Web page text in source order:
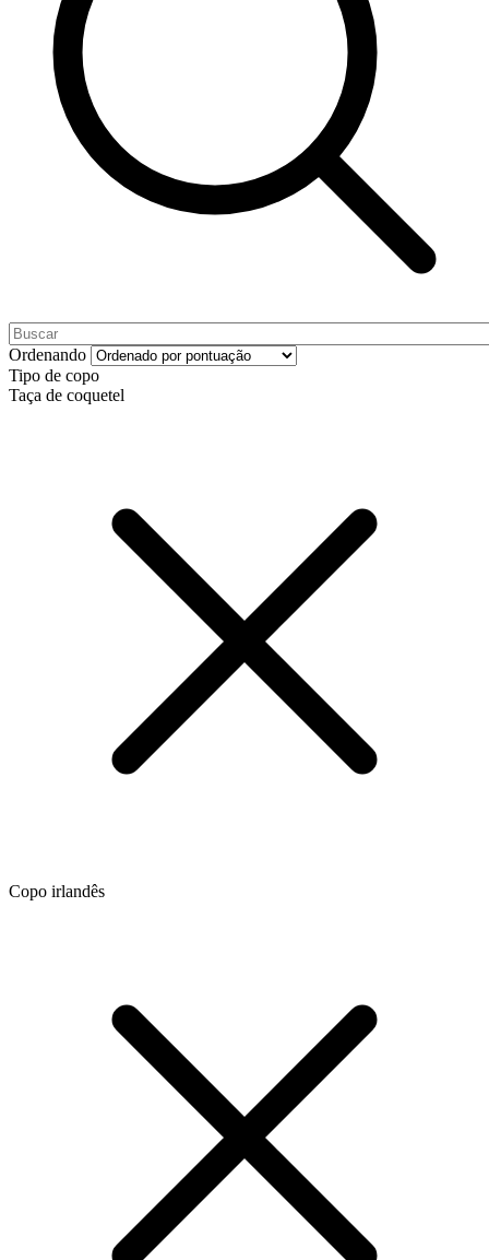
Ordenando
Tipo de copo
Taça de coquetel
Copo irlandês